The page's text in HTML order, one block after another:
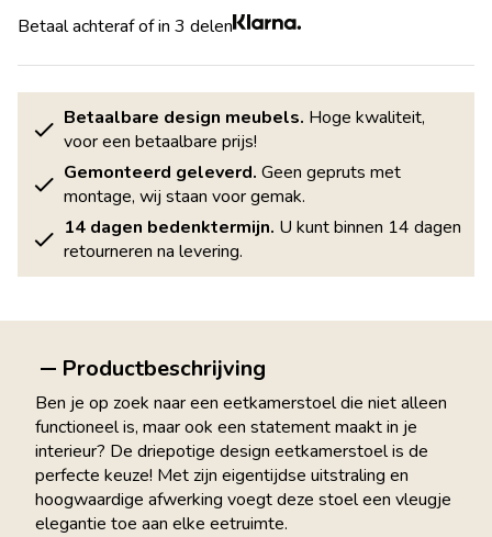
Betaal achteraf of in 3 delen
Betaalbare design meubels. Hoge kwaliteit,
voor een betaalbare prijs!
Gemonteerd geleverd. Geen gepruts met
montage, wij staan voor gemak.
14 dagen bedenktermijn. U kunt binnen 14 dagen
retourneren na levering.
Productbeschrijving
Ben je op zoek naar een eetkamerstoel die niet alleen
functioneel is, maar ook een statement maakt in je
interieur? De driepotige design eetkamerstoel is de
perfecte keuze! Met zijn eigentijdse uitstraling en
hoogwaardige afwerking voegt deze stoel een vleugje
elegantie toe aan elke eetruimte.